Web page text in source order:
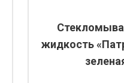
жидкость